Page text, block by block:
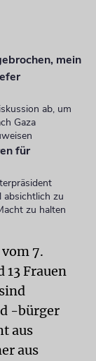
mein
ab, um
Gaza
für
absichtlich zu
zu halten
7.
13 Frauen
-bürger
aus
aus